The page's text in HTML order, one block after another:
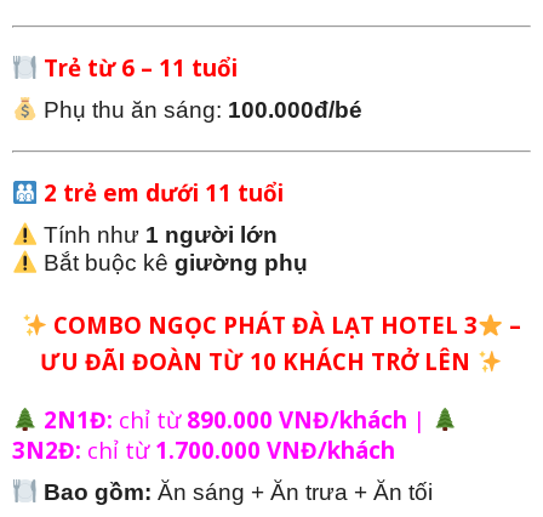
Trẻ từ 6 – 11 tuổi
Phụ thu ăn sáng: 100.000đ/bé
2 trẻ em dưới 11 tuổi
Tính như 1 người lớn
Bắt buộc kêgiường phụ
COMBO NGỌC PHÁT ĐÀ LẠT HOTEL 3
–
ƯU ĐÃI ĐOÀN TỪ 10 KHÁCH TRỞ LÊN
2N1Đ: chỉ từ 890.000 VNĐ/khách |
3N2Đ: chỉ từ 1.700.000 VNĐ/khách
Bao gồm: Ăn sáng + Ăn trưa + Ăn tối